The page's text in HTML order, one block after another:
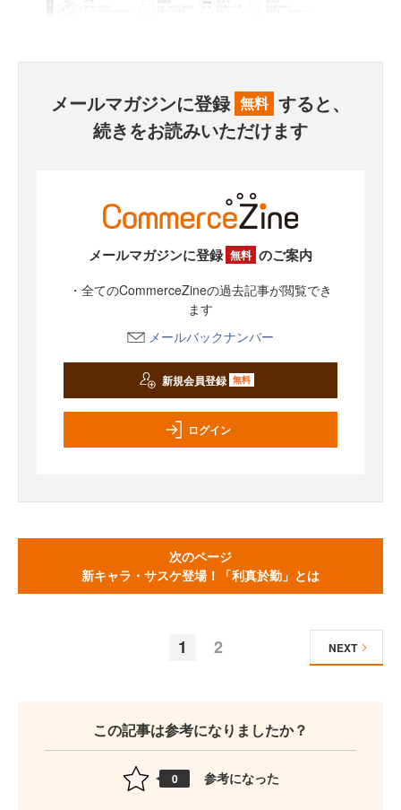
メールマガジンに登録 無料 すると、
続きをお読みいただけます
メールマガジンに登録 無料 のご案内
・全てのCommerceZineの過去記事が閲覧でき
ます
メールバックナンバー
新規会員登録 無料
ログイン
次のページ
新キャラ・サスケ登場！「利真於勤」とは
1 2 NEXT
この記事は参考になりましたか？
0 参考になった